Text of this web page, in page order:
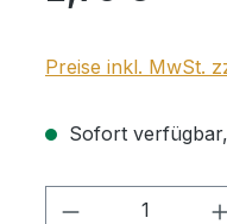
Preise inkl. MwSt.
Sofort
Produkt